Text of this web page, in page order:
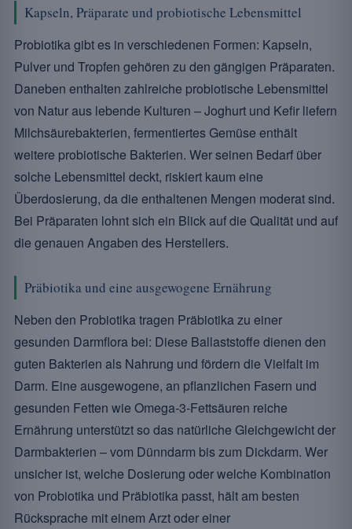
Kapseln, Präparate und probiotische Lebensmittel
Probiotika gibt es in verschiedenen Formen: Kapseln,
Pulver und Tropfen gehören zu den gängigen Präparaten.
Daneben enthalten zahlreiche probiotische Lebensmittel
von Natur aus lebende Kulturen – Joghurt und Kefir liefern
Milchsäurebakterien, fermentiertes Gemüse enthält
weitere probiotische Bakterien. Wer seinen Bedarf über
solche Lebensmittel deckt, riskiert kaum eine
Überdosierung, da die enthaltenen Mengen moderat sind.
Bei Präparaten lohnt sich ein Blick auf die Qualität und auf
die genauen Angaben des Herstellers.
Präbiotika und eine ausgewogene Ernährung
Neben den Probiotika tragen Präbiotika zu einer
gesunden Darmflora bei: Diese Ballaststoffe dienen den
guten Bakterien als Nahrung und fördern die Vielfalt im
Darm. Eine ausgewogene, an pflanzlichen Fasern und
gesunden Fetten wie Omega-3-Fettsäuren reiche
Ernährung unterstützt so das natürliche Gleichgewicht der
Darmbakterien – vom Dünndarm bis zum Dickdarm. Wer
unsicher ist, welche Dosierung oder welche Kombination
von Probiotika und Präbiotika passt, hält am besten
Rücksprache mit einem Arzt oder einer